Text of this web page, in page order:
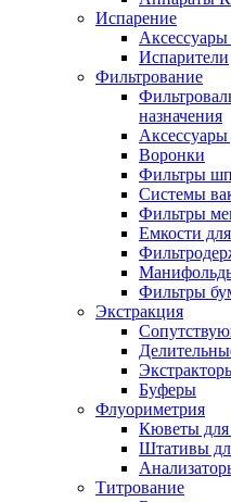
Испарение
Испарители
Фильтрование
назначения
Воронки
Фильтры
Системы
Фильтры
Емкости
Фильтры
Экстракция
Буферы
Флуориметрия
Кюветы
Штативы
Титрование